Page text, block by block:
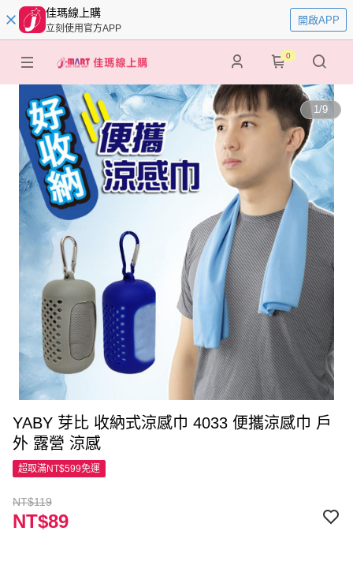
佳瑪線上購
立刻使用官方APP
開啟APP
0
1/9
YABY 芽比 收納式涼感巾 4033 便攜涼感巾 戶
外 露營 涼感
超取滿NT$599免運
NT$119
NT$89